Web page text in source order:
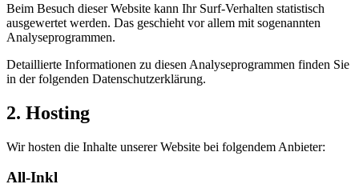
Beim Besuch dieser Website kann Ihr Surf-Verhalten statistisch
ausgewertet werden. Das geschieht vor allem mit sogenannten
Analyseprogrammen.
Detaillierte Informationen zu diesen Analyseprogrammen finden Sie
in der folgenden Datenschutzerklärung.
2. Hosting
Wir hosten die Inhalte unserer Website bei folgendem Anbieter:
All-Inkl